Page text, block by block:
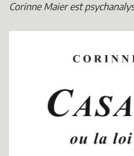
Corinne Maier est